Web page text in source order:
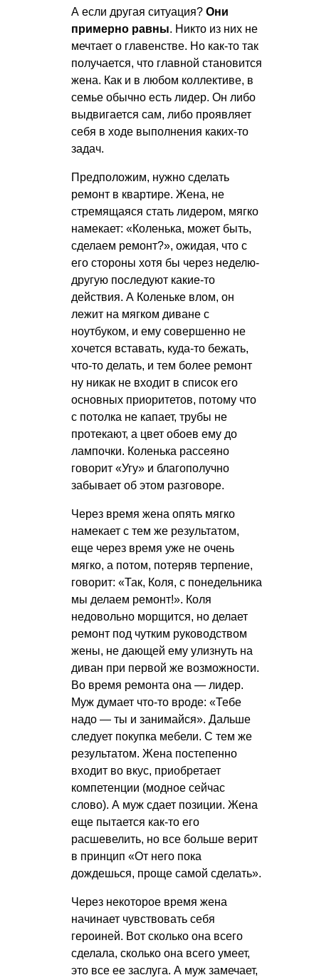
А если другая ситуация? Они
примерно равны. Никто из них не
мечтает о главенстве. Но как-то так
получается, что главной становится
жена. Как и в любом коллективе, в
семье обычно есть лидер. Он либо
выдвигается сам, либо проявляет
себя в ходе выполнения каких-то
задач.
Предположим, нужно сделать
ремонт в квартире. Жена, не
стремящаяся стать лидером, мягко
намекает: «Коленька, может быть,
сделаем ремонт?», ожидая, что с
его стороны хотя бы через неделю-
другую последуют какие-то
действия. А Коленьке влом, он
лежит на мягком диване с
ноутбуком, и ему совершенно не
хочется вставать, куда-то бежать,
что-то делать, и тем более ремонт
ну никак не входит в список его
основных приоритетов, потому что
с потолка не капает, трубы не
протекают, а цвет обоев ему до
лампочки. Коленька рассеяно
говорит «Угу» и благополучно
забывает об этом разговоре.
Через время жена опять мягко
намекает с тем же результатом,
еще через время уже не очень
мягко, а потом, потеряв терпение,
говорит: «Так, Коля, с понедельника
мы делаем ремонт!». Коля
недовольно морщится, но делает
ремонт под чутким руководством
жены, не дающей ему улизнуть на
диван при первой же возможности.
Во время ремонта она — лидер.
Муж думает что-то вроде: «Тебе
надо — ты и занимайся». Дальше
следует покупка мебели. С тем же
результатом. Жена постепенно
входит во вкус, приобретает
компетенции (модное сейчас
слово). А муж сдает позиции. Жена
еще пытается как-то его
расшевелить, но все больше верит
в принцип «От него пока
дождешься, проще самой сделать».
Через некоторое время жена
начинает чувствовать себя
героиней. Вот сколько она всего
сделала, сколько она всего умеет,
это все ее заслуга. А муж замечает,